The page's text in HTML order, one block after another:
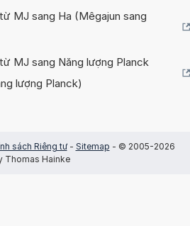
MJ sang Ha (Mêgajun sang
MJ sang Năng lượng Planck
lượng Planck)
sách Riêng tư- Sitemap - © 2005-2026
Thomas Hainke